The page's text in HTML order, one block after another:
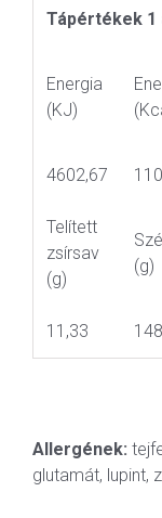
Tápértékek 1
Energia
(KJ)
4602,67
Telített
zsírsav
(g)
(g)
11,33
Allergének:
glutamát, lupint,